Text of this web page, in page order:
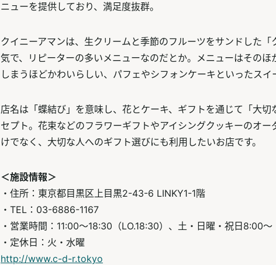
ニューを提供しており、満足度抜群。
クイニーアマンは、生クリームと季節のフルーツをサンドした「
気で、リピーターの多いメニューなのだとか。メニューはそのほ
しまうほどかわいらしい、パフェやシフォンケーキといったスイ
店名は「蝶結び」を意味し、花とケーキ、ギフトを通じて「大
セプト。花束などのフラワーギフトやアイシングクッキーのオ
けでなく、大切な人へのギフト選びにも利用したいお店です。
＜施設情報＞
・住所：東京都目黒区上目黒2-43-6 LINKY1-1階
・TEL：03-6886-1167
・営業時間：11:00～18:30（LO.18:30）、土・日曜・祝日8:00～
・定休日：火・水曜
http://www.c-d-r.tokyo